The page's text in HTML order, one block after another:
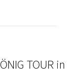
TOUR in